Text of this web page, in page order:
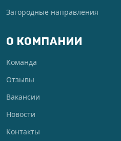
Загородные направления
О КОМПАНИИ
Команда
Отзывы
Вакансии
Новости
Контакты